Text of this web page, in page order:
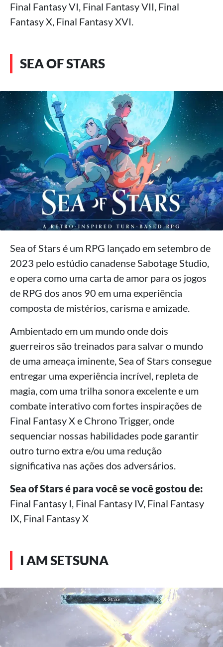
Final Fantasy VI, Final Fantasy VII, Final
Fantasy X, Final Fantasy XVI.
SEA OF STARS
Sea of Stars é um RPG lançado em setembro de
2023 pelo estúdio canadense Sabotage Studio,
e opera como uma carta de amor para os jogos
de RPG dos anos 90 em uma experiência
composta de mistérios, carisma e amizade.
Ambientado em um mundo onde dois
guerreiros são treinados para salvar o mundo
de uma ameaça iminente, Sea of Stars consegue
entregar uma experiência incrível, repleta de
magia, com uma trilha sonora excelente e um
combate interativo com fortes inspirações de
Final Fantasy X e Chrono Trigger, onde
sequenciar nossas habilidades pode garantir
outro turno extra e/ou uma redução
significativa nas ações dos adversários.
Sea of Stars é para você se você gostou de:
Final Fantasy I, Final Fantasy IV, Final Fantasy
IX, Final Fantasy X
I AM SETSUNA